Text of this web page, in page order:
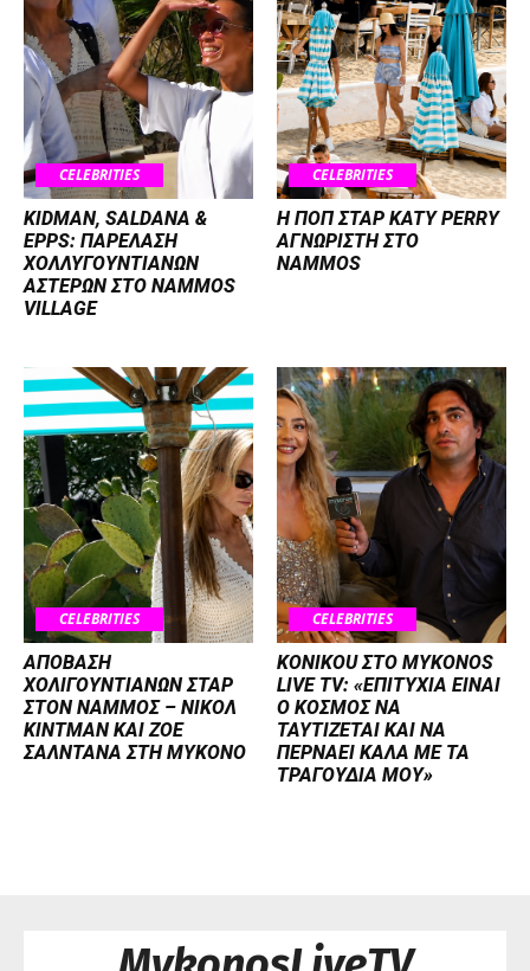
CELEBRITIES
KIDMAN, SALDANA &
EPPS: ΠΑΡΕΛΑΣΗ
ΧΟΛΛΥΓΟΥΝΤΙΑΝΩΝ
ΑΣΤΕΡΩΝ ΣΤΟ NAMMOS
VILLAGE
CELEBRITIES
H ΠΟΠ ΣΤΑΡ KATY PERRY
ΑΓΝΩΡΙΣΤΗ ΣΤΟ
NAMMOS
CELEBRITIES
ΑΠΟΒΑΣΗ
ΧΟΛΙΓΟΥΝΤΙΑΝΩΝ ΣΤΑΡ
ΣΤΟΝ NΑΜΜΟΣ – ΝΙΚΟΛ
ΚΙΝΤΜΑΝ ΚΑΙ ΖΟΕ
ΣΑΛΝΤΑΝΑ ΣΤΗ ΜΥΚΟΝΟ
CELEBRITIES
KONIKOU ΣΤΟ MYKONOS
LIVE TV: «ΕΠΙΤΥΧΙΑ ΕΙΝΑΙ
Ο ΚΟΣΜΟΣ ΝΑ
ΤΑΥΤΙΖΕΤΑΙ KAI ΝΑ
ΠΕΡΝΑΕΙ ΚΑΛΑ ΜΕ ΤΑ
ΤΡΑΓΟΥΔΙΑ ΜΟΥ»